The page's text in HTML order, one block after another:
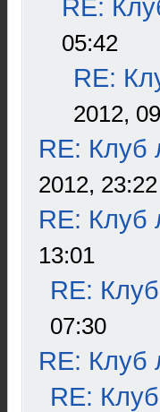
RE:
05:42
RE:
2012,
RE: Клуб
2012, 23:22
RE: Клуб
13:01
RE:
07:30
RE: Клуб
RE: